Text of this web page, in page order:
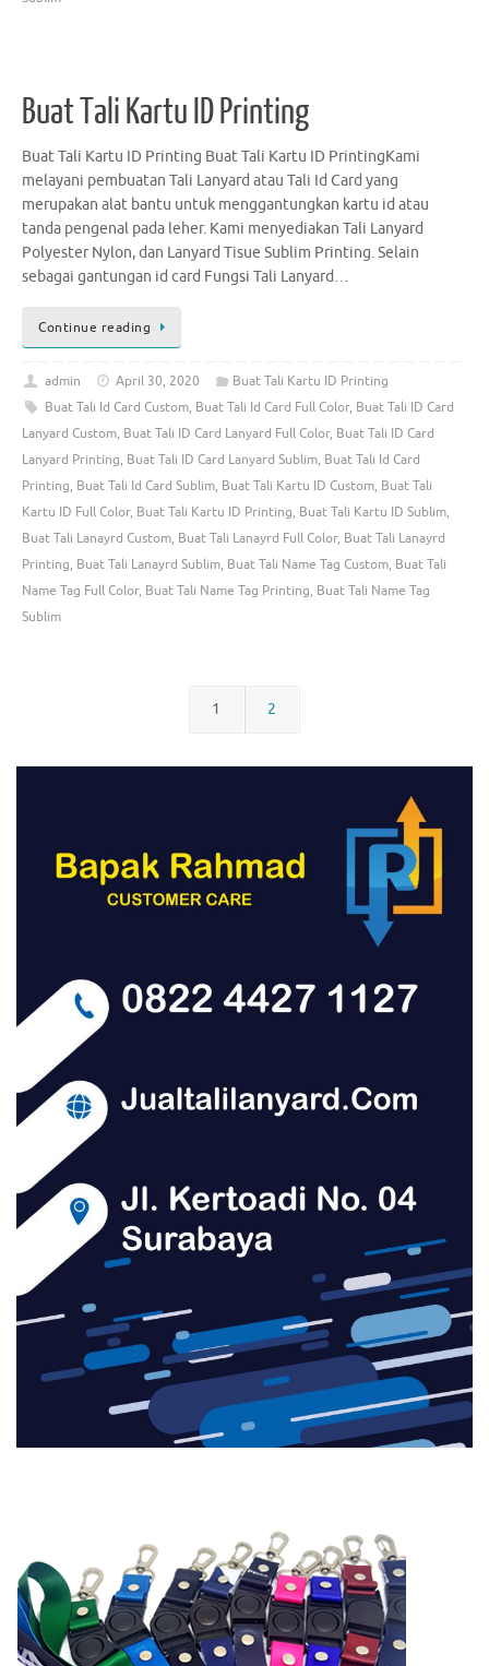
Buat Tali Kartu ID Printing
Buat Tali Kartu ID Printing Buat Tali Kartu ID PrintingKami
melayani pembuatan Tali Lanyard atau Tali Id Card yang
merupakan alat bantu untuk menggantungkan kartu id atau
tanda pengenal pada leher. Kami menyediakan Tali Lanyard
Polyester Nylon, dan Lanyard Tisue Sublim Printing. Selain
sebagai gantungan id card Fungsi Tali Lanyard…
Continue reading
admin April 30, 2020
Buat Tali Kartu ID Printing
Buat Tali Id Card Custom, Buat Tali Id Card Full Color, Buat Tali ID Card
Lanyard Custom, Buat Tali ID Card Lanyard Full Color, Buat Tali ID Card
Lanyard Printing, Buat Tali ID Card Lanyard Sublim, Buat Tali Id Card
Printing, Buat Tali Id Card Sublim, Buat Tali Kartu ID Custom, Buat Tali
Kartu ID Full Color, Buat Tali Kartu ID Printing, Buat Tali Kartu ID Sublim,
Buat Tali Lanayrd Custom, Buat Tali Lanayrd Full Color, Buat Tali Lanayrd
Printing, Buat Tali Lanayrd Sublim, Buat Tali Name Tag Custom, Buat Tali
Name Tag Full Color, Buat Tali Name Tag Printing, Buat Tali Name Tag
Sublim
1 2